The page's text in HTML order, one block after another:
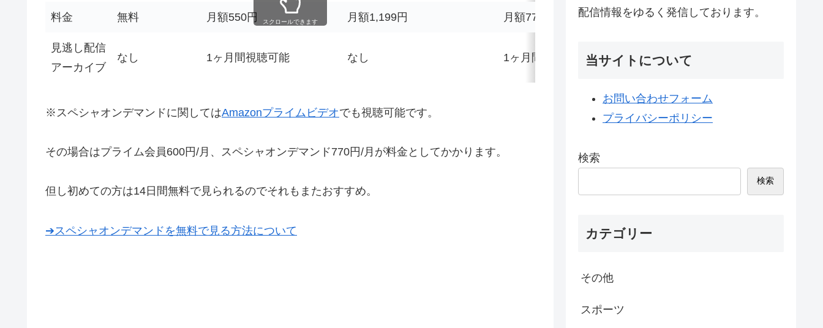
料金 無料 月額550円 月額1,199円 月額770円
見逃し配信
アーカイブ
なし 1ヶ月間視聴可能 なし 1ヶ月間視聴可能
スクロールできます
※スペシャオンデマンドに関してはAmazonプライムビデオでも視聴可能です。
その場合はプライム会員600円/月、スペシャオンデマンド770円/月が料金としてかかります。
但し初めての方は14日間無料で見られるのでそれもまたおすすめ。
➔スペシャオンデマンドを無料で見る方法について
配信情報をゆるく発信しております。
当サイトについて
お問い合わせフォーム
プライバシーポリシー
検索
検索
カテゴリー
その他
スポーツ